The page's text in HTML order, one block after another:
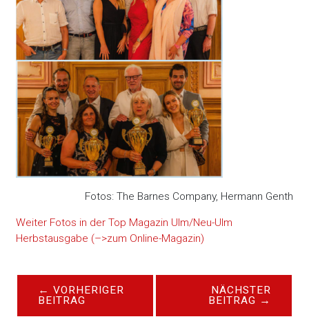
Fotos: The Barnes Company, Hermann Genth
Weiter Fotos in der Top Magazin Ulm/Neu-Ulm
Herbstausgabe (–>zum Online-Magazin)
← VORHERIGER
BEITRAG
NÄCHSTER
BEITRAG →